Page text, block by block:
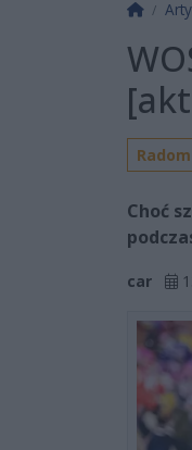
Strona
Radom
Choć
car